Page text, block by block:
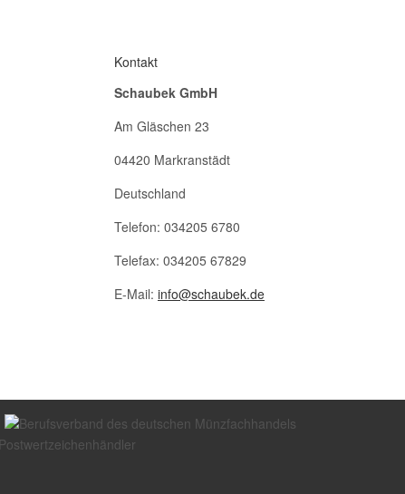
Kontakt
Schaubek GmbH
Am Gläschen 23
04420 Markranstädt
Deutschland
Telefon: 034205 6780
Telefax: 034205 67829
E-Mail: info@schaubek.de